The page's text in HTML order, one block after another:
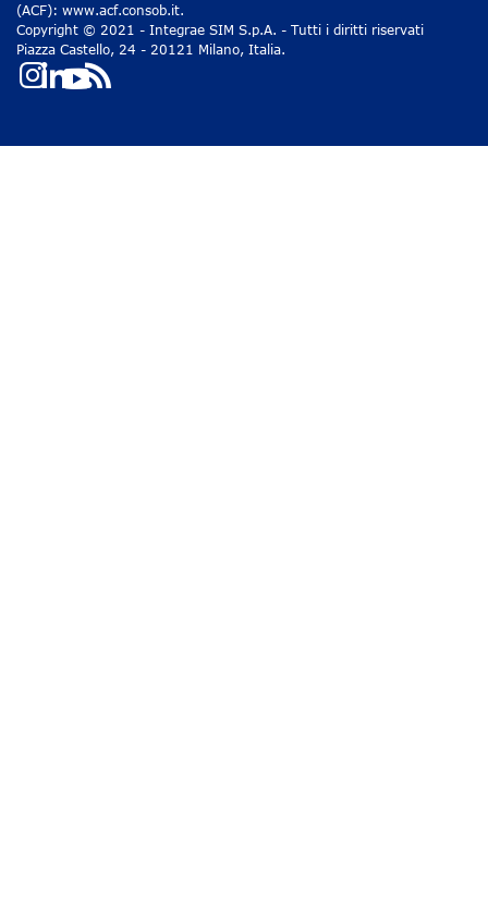
(ACF): www.acf.consob.it.
Copyright © 2021 - Integrae SIM S.p.A. - Tutti i diritti riservati
Piazza Castello, 24 - 20121 Milano, Italia.